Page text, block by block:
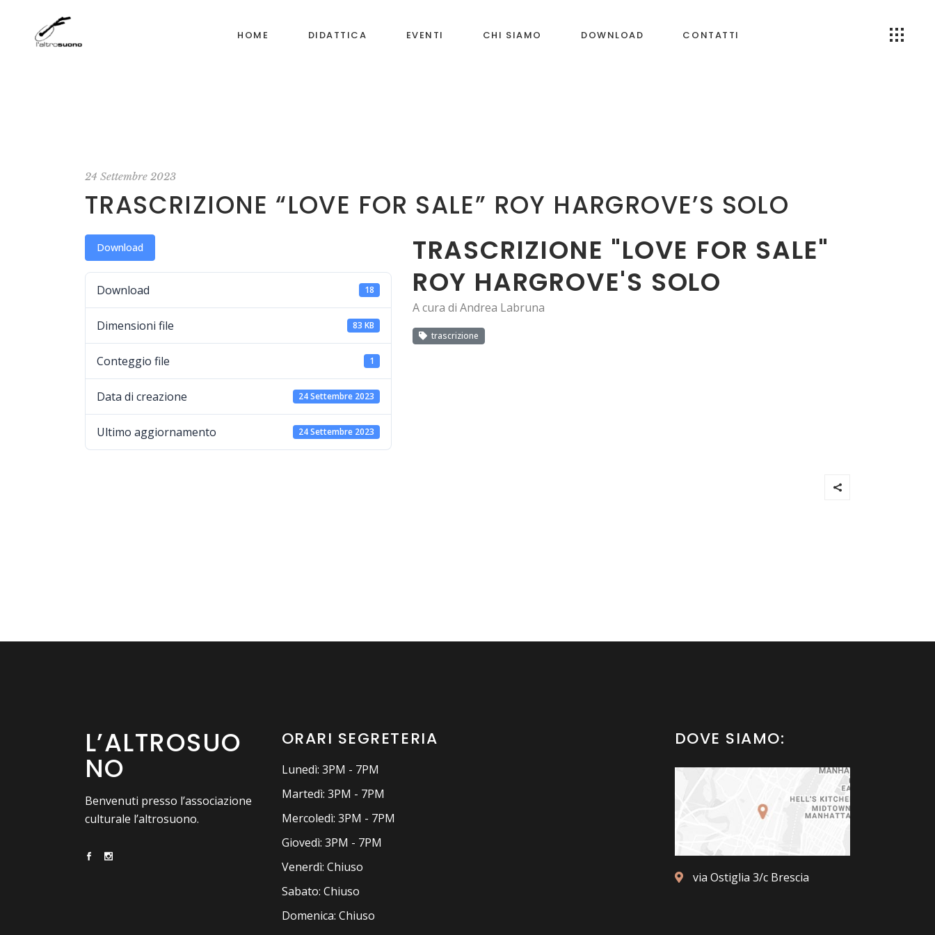
HOME DIDATTICA EVENTI CHI SIAMO DOWNLOAD CONTATTI
24 Settembre 2023
TRASCRIZIONE “LOVE FOR SALE” ROY HARGROVE’S SOLO
Download
Download 18
Dimensioni file 83 KB
Conteggio file 1
Data di creazione 24 Settembre 2023
Ultimo aggiornamento 24 Settembre 2023
TRASCRIZIONE "LOVE FOR SALE"
ROY HARGROVE'S SOLO
A cura di Andrea Labruna
trascrizione
L’ALTROSUO
NO
Benvenuti presso l’associazione
culturale l’altrosuono.
ORARI SEGRETERIA
Lunedì: 3PM - 7PM
Martedì: 3PM - 7PM
Mercoledì: 3PM - 7PM
Giovedì: 3PM - 7PM
Venerdì: Chiuso
Sabato: Chiuso
Domenica: Chiuso
DOVE SIAMO:
via Ostiglia 3/c Brescia